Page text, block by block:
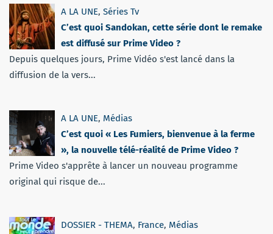
A LA UNE, Séries Tv
C’est quoi Sandokan, cette série dont le remake
est diffusé sur Prime Video ?
Depuis quelques jours, Prime Vidéo s'est lancé dans la
diffusion de la vers...
A LA UNE, Médias
C’est quoi « Les Fumiers, bienvenue à la ferme
», la nouvelle télé-réalité de Prime Video ?
Prime Video s'apprête à lancer un nouveau programme
original qui risque de...
DOSSIER - THEMA, France, Médias